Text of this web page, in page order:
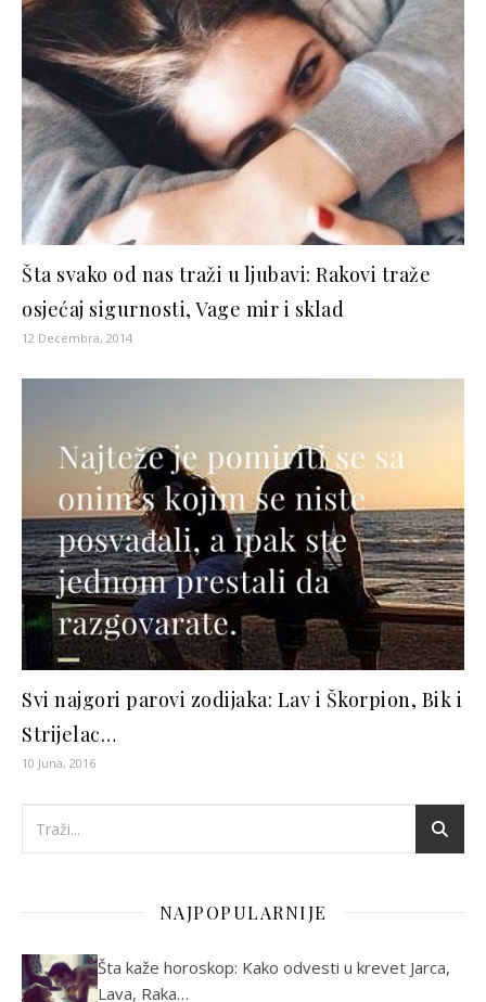
Šta svako od nas traži u ljubavi: Rakovi traže
osjećaj sigurnosti, Vage mir i sklad
12 Decembra, 2014
Svi najgori parovi zodijaka: Lav i Škorpion, Bik i
Strijelac…
10 Juna, 2016
NAJPOPULARNIJE
Šta kaže horoskop: Kako odvesti u krevet Jarca,
Lava, Raka…